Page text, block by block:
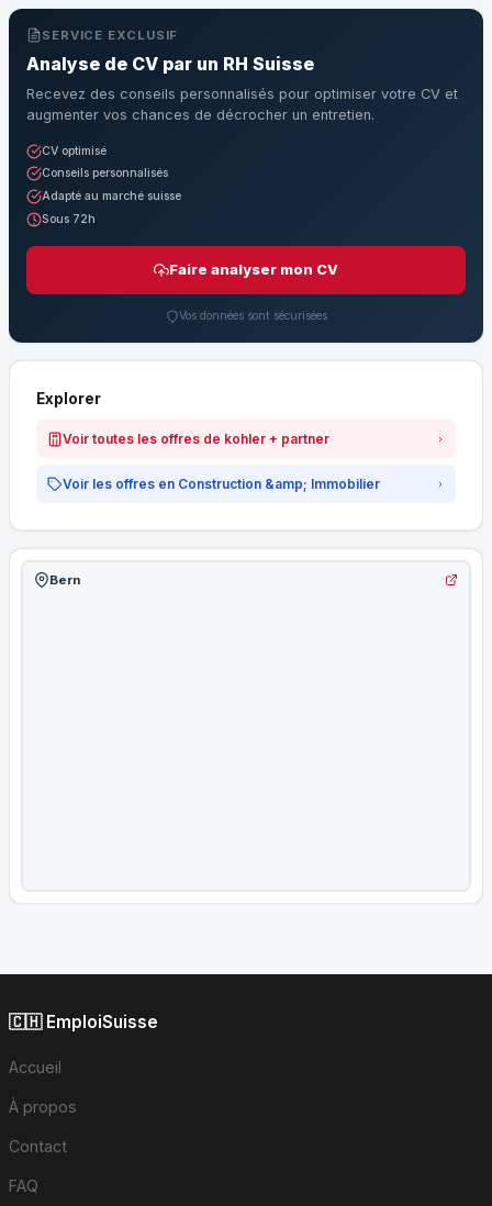
SERVICE EXCLUSIF
Analyse de CV par un RH Suisse
Recevez des conseils personnalisés pour optimiser votre CV et
augmenter vos chances de décrocher un entretien.
CV optimisé
Conseils personnalisés
Adapté au marché suisse
Sous 72h
Faire analyser mon CV
Vos données sont sécurisées
Explorer
Voir toutes les offres de kohler + partner
Voir les offres en Construction &amp; Immobilier
Bern
🇨🇭 EmploiSuisse
Accueil
À propos
Contact
FAQ